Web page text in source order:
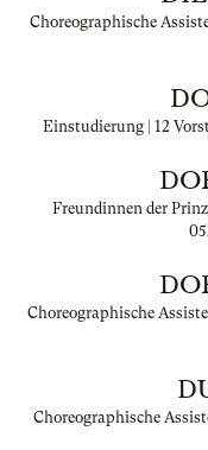
Choreographische
Einstudierung | 12
Freundinnen der
Choreographische
Choreographische